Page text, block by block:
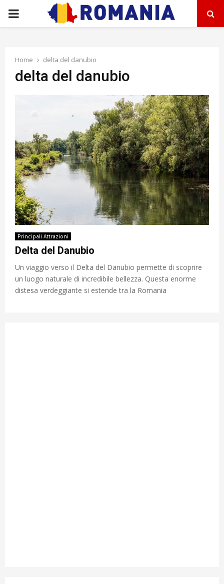
PRIMARY
Home delta del danubio
delta del danubio
Principali Attrazioni
Delta del Danubio
Un viaggio verso il Delta del Danubio permette di scoprire
un luogo naturale di incredibile bellezza. Questa enorme
distesa verdeggiante si estende tra la Romania